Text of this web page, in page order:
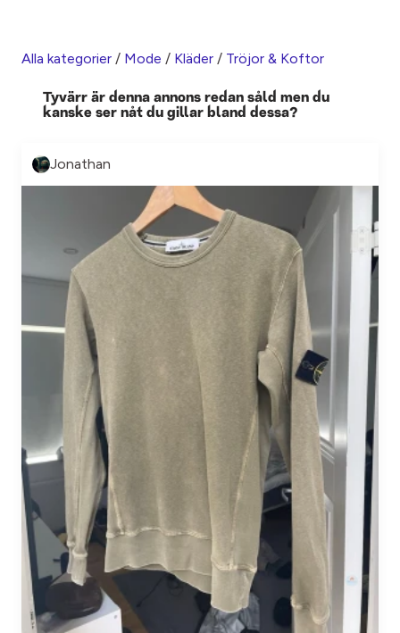
Alla kategorier / Mode / Kläder / Tröjor & Koftor
Tyvärr är denna annons redan såld men du
kanske ser nåt du gillar bland dessa?
Jonathan